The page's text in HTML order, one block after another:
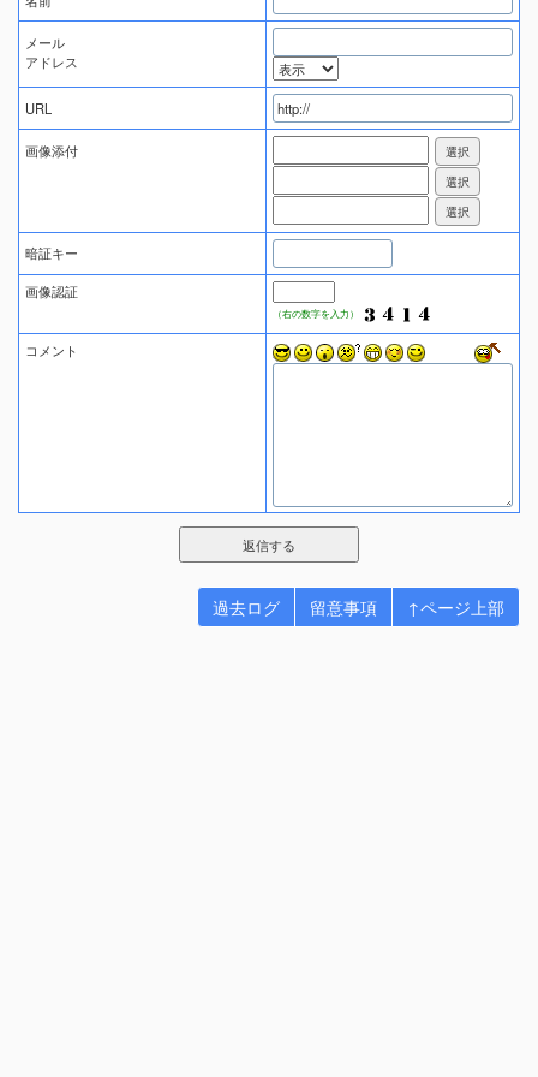
メール
アドレス
URL
画像添付
暗証キー
画像認証
（右の数字を入力）
コメント
過去ログ 留意事項 ↑ページ上部